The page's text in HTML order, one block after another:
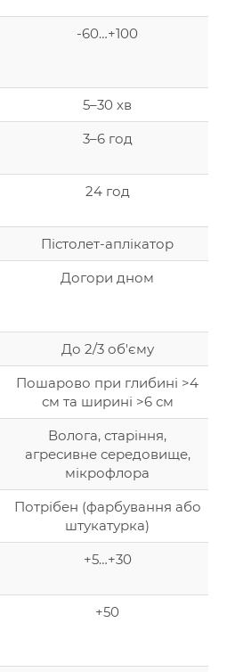
-60…+100
5–30 хв
3–6 год
24 год
Пістолет-аплікатор
Догори дном
До 2/3 об'єму
Пошарово при глибині >4
см та ширині >6 см
Волога, старіння,
агресивне середовище,
мікрофлора
Потрібен (фарбування або
штукатурка)
+5…+30
+50